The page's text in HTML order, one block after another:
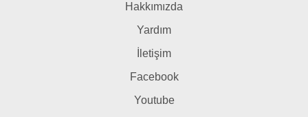
Hakkımızda
Yardım
İletişim
Facebook
Youtube